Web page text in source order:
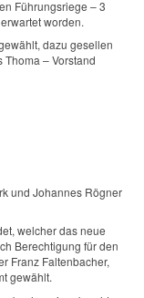
Führungsriege – 3
worden.
dazu gesellen
– Vorstand
und Johannes Rögner
welcher das neue
Berechtigung für den
Franz Faltenbacher,
gewählt.